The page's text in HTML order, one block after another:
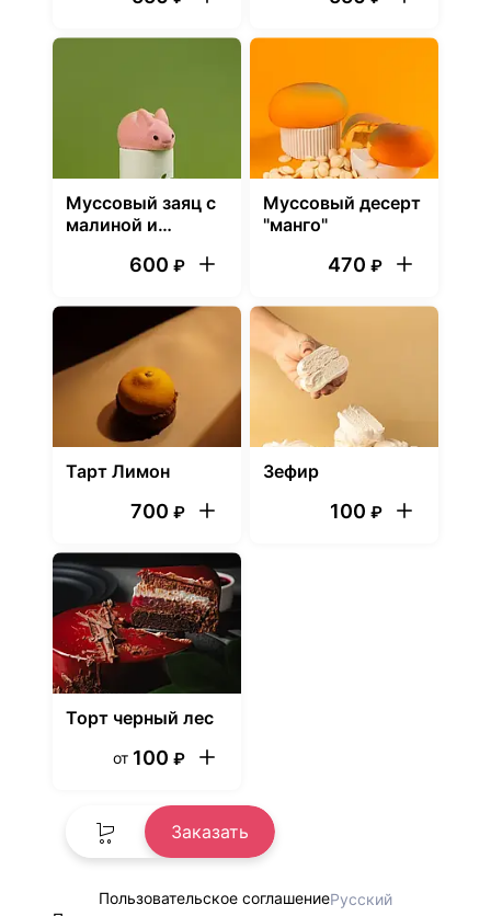
Муссовый заяц с
малиной и
600 ₽
Муссовый десерт
"манго"
470 ₽
Тарт Лимон
700 ₽
Зефир
100 ₽
Торт черный лес
от 100 ₽
Заказать
Пользовательское соглашениеРусский